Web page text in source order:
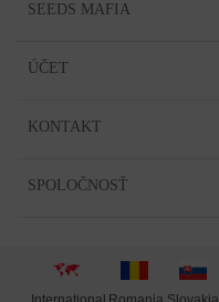
SEEDS MAFIA
ÚČET
KONTAKT
SPOLOČNOSŤ